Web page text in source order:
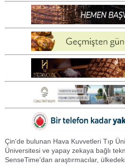
Çin'de bulunan Hava Kuvvetleri Tıp
Üniversitesi ve yapay zekaya bağlı
SenseTime'dan araştırmacılar,